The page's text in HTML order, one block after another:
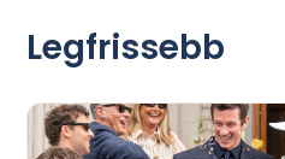
Legfrissebb